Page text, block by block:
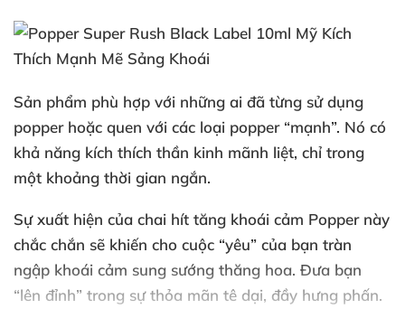
Sản phẩm phù hợp với những ai đã từng sử dụng
popper hoặc quen với các loại popper “mạnh”. Nó có
khả năng kích thích thần kinh mãnh liệt, chỉ trong
một khoảng thời gian ngắn.
Sự xuất hiện của chai hít tăng khoái cảm Popper này
chắc chắn sẽ khiến cho cuộc “yêu” của bạn tràn
ngập khoái cảm sung sướng thăng hoa. Đưa bạn
“lên đỉnh” trong sự thỏa mãn tê dại, đầy hưng phấn.